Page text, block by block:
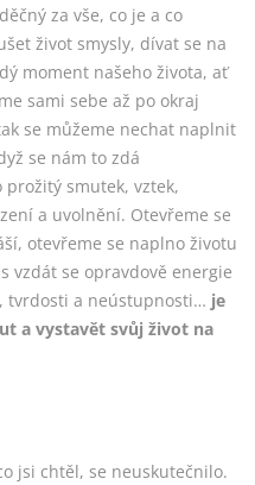
za vše, co je a co
život smysly, dívat se na
moment našeho života, ať
sami sebe až po okraj
se můžeme nechat naplnit
se nám to zdá
smutek, vztek,
a uvolnění. Otevřeme se
otevřeme se naplno životu
vzdát se opravdově energie
tvrdosti a neústupnosti… je
a vystavět svůj život na
jsi chtěl, se neuskutečnilo.